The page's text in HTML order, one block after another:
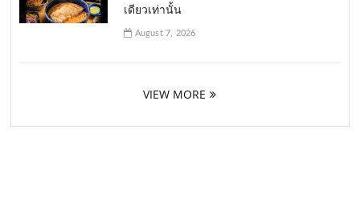
เดียวเท่านั้น
August 7, 2026
VIEW MORE